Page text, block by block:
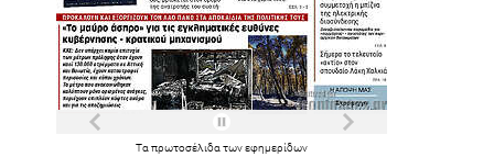
Τα πρωτοσέλιδα τωνεφημερίδων